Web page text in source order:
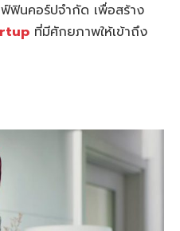
ฟินคอร์ปจำกัด เพื่อสร้าง
ที่มีศักยภาพให้เข้าถึง